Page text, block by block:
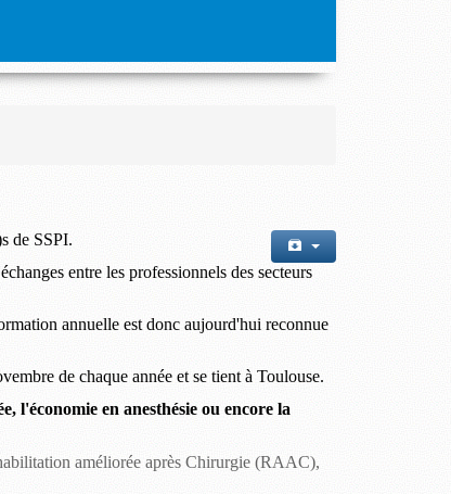
de SSPI.
entre les professionnels des secteurs
annuelle est donc aujourd'hui reconnue
de chaque année et se tient à Toulouse.
l'économie en anesthésie ou encore la
améliorée après Chirurgie (RAAC),